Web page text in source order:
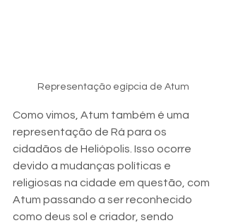
Representação egípcia de Atum
Como vimos, Atum também é uma
representação de Rá para os
cidadãos de Heliópolis. Isso ocorre
devido a mudanças políticas e
religiosas na cidade em questão, com
Atum passando a ser reconhecido
como deus sol e criador, sendo